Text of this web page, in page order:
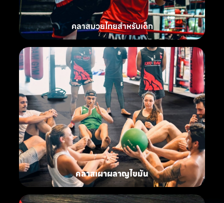
คลาสมวยไทยสำหรับเด็ก
คลาสเผาผลาญไขมัน